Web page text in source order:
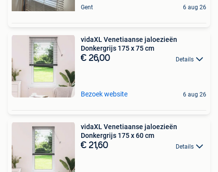
Gent 6 aug 26
vidaXL Venetiaanse jaloezieën
Donkergrijs 175 x 75 cm
€ 26,00 Details
Bezoek website 6 aug 26
vidaXL Venetiaanse jaloezieën
Donkergrijs 175 x 60 cm
€ 21,60 Details